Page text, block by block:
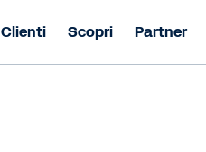
Clienti Scopri Partner